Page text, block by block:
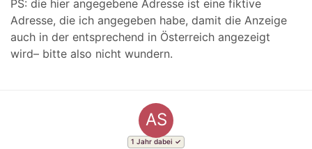
PS: die hier angegebene Adresse ist eine fiktive
Adresse, die ich angegeben habe, damit die Anzeige
auch in der entsprechend in Österreich angezeigt
wird– bitte also nicht wundern.
AS
1 Jahr dabei